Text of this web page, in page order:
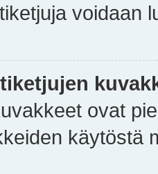
voidaan
ovat
käytöstä